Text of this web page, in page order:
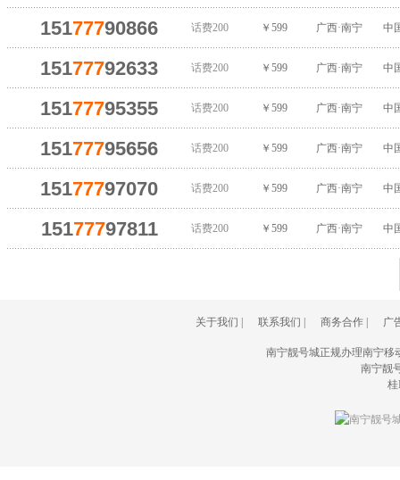
15177790866 话费200 ￥599 广西·南宁 中
15177792633 话费200 ￥599 广西·南宁 中
15177795355 话费200 ￥599 广西·南宁 中
15177795656 话费200 ￥599 广西·南宁 中
15177797070 话费200 ￥599 广西·南宁 中
15177797811 话费200 ￥599 广西·南宁 中
关于我们 联系我们 商务合作| 广
南宁靓号城正规办理南宁移
南宁靓
桂